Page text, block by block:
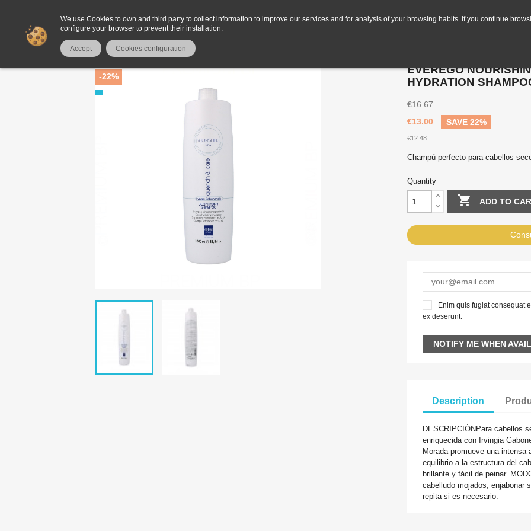
We use Cookies to own and third party to collect information to improve our services and for analysis of your browsing habits. If you continue
configure your browser to prevent their installation.
Accept Cookies configuration
HAIR Everego Nourishing Spa Quench & Care Deep Hydration Shampoo 1000 ml
-22%
EVEREGO
HYDRATION
€16.67
€13.00
SAVE 22%
€12.48
Champú perfecto para cabellos
Quantity
 ADD TO
Enim quis fugiat consequat
ex deserunt.
NOTIFY ME WHEN
Description
DESCRIPCIÓNPara cabellos
enriquecida con Irvingia
Morada promueve una intensa
equilibrio a la estructura del
brillante y fácil de peinar.
cabelludo mojados, enjabonar
repita si es necesario.